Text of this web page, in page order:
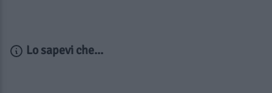
Lo sapevi che...